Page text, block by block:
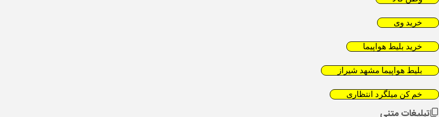
خرید وی
خرید بلیط هواپیما
بلیط هواپیما مشهد شیراز
خم کن میلگرد انتظاری
تبلیغات متنی